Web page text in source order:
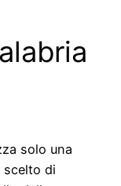
solo una
scelto di